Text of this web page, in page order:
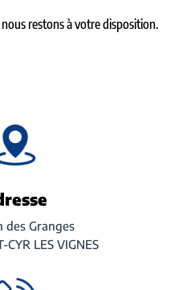
restons à votre disposition.
des Granges
CYR LES VIGNES